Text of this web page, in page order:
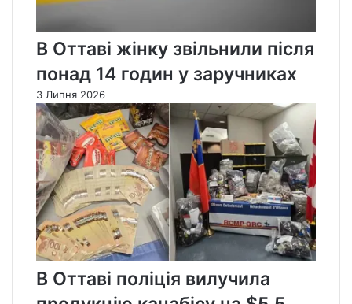
В Оттаві жінку звільнили після
понад 14 годин у заручниках
3 Липня 2026
В Оттаві поліція вилучила